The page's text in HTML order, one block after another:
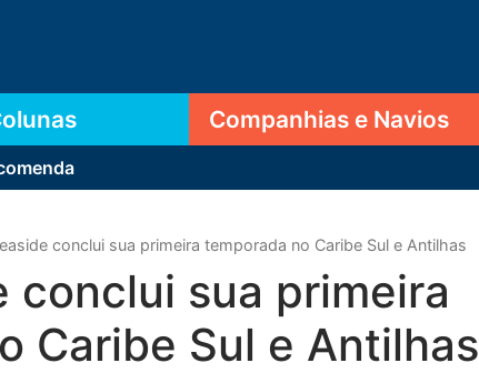
Companhias e Navios
conclui sua primeira temporada no Caribe Sul e Antilhas
conclui sua primeira
Caribe Sul e Antilhas